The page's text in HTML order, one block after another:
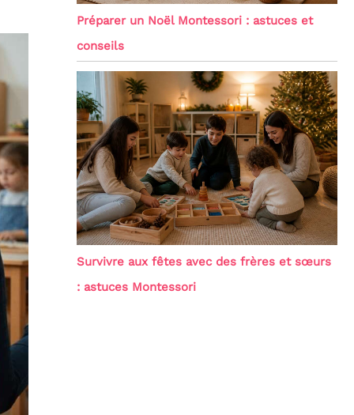
Préparer un Noël Montessori : astuces et
conseils
Survivre aux fêtes avec des frères et sœurs
: astuces Montessori